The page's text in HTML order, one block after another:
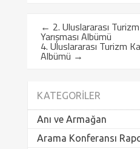
← 2. Uluslararası
Yarışması Albümü
4. Uluslararası Turizm
Albümü →
KATEGORILER
Anı ve Armağan
Arama Konferansı